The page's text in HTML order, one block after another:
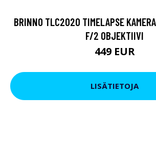
BRINNO TLC2020 TIMELAPSE
F/2 OBJEKTIIVI
449 EUR
LISÄTIETOJA